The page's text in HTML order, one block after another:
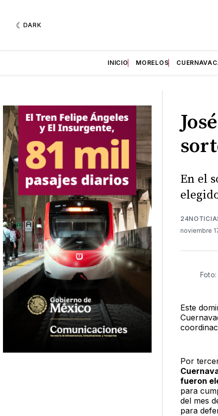
DARK
INICIO MORELOS
En el
noviembre
Este
Por
fueron
para
del mes
para